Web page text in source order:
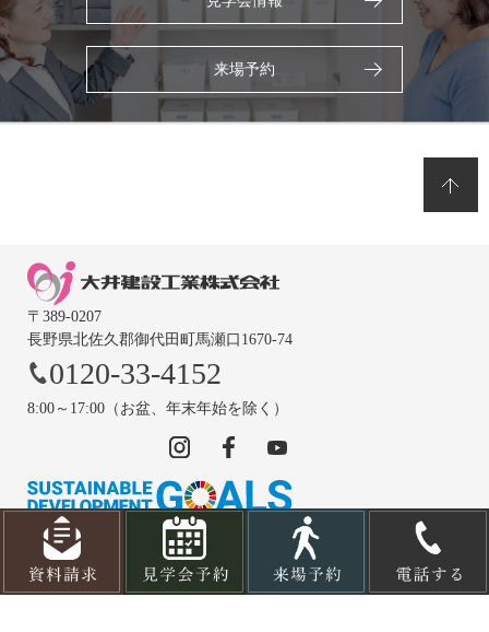
来場予約
〒389-0207
長野県北佐久郡御代田町馬瀬口1670-74
0120-33-4152
8:00～17:00（お盆、年末年始を除く）
© OOIKENSETSUKOUGYOU CO., LTD.